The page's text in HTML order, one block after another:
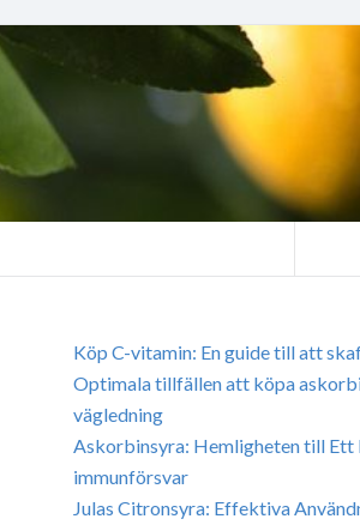
Köp C-vitamin: En guide till att
Optimala tillfällen att köpa
vägledning
Askorbinsyra: Hemligheten till
immunförsvar
Julas Citronsyra: Effektiva